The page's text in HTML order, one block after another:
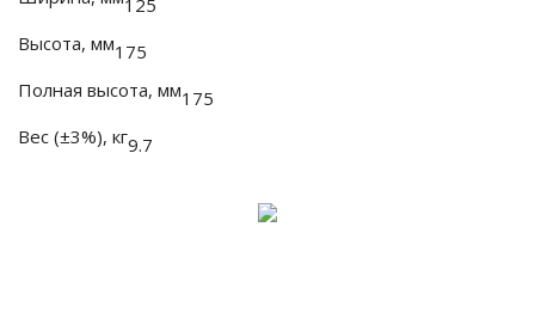
Высота, мм175
Полная высота, мм175
Вес (±3%), кг9.7